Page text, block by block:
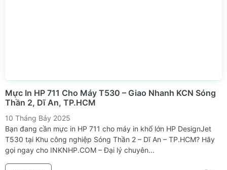
Mực In HP 711 Cho Máy T530 – Giao Nhanh KCN Sóng
Thần 2, Dĩ An, TP.HCM
10 Tháng Bảy 2025
Bạn đang cần mực in HP 711 cho máy in khổ lớn HP DesignJet
T530 tại Khu công nghiệp Sóng Thần 2 – Dĩ An – TP.HCM? Hãy
gọi ngay cho INKNHP.COM – Đại lý chuyên...